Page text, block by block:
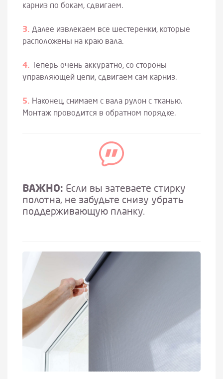
карниз по бокам, сдвигаем.
Далее извлекаем все шестеренки, которые
расположены на краю вала.
Теперь очень аккуратно, со стороны
управляющей цепи, сдвигаем сам карниз.
Наконец, снимаем с вала рулон с тканью.
Монтаж проводится в обратном порядке.
ВАЖНО: Если вы затеваете стирку
полотна, не забудьте снизу убрать
поддерживающую планку.